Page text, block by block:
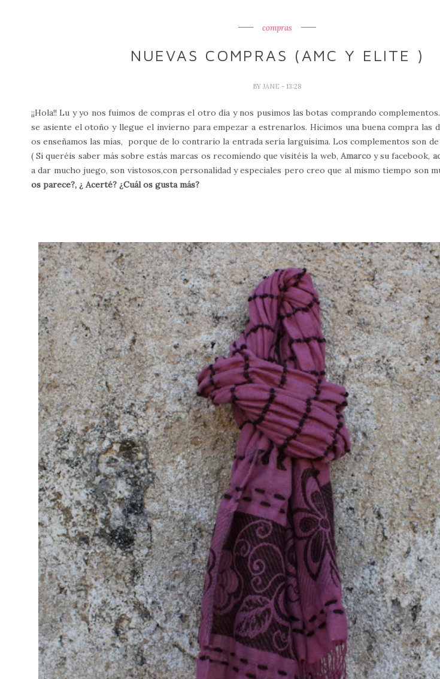
compras
NUEVAS COMPRAS (AMC Y ELITE )
BYJANE - 13:28
¡¡Hola!! Lu y yo nos fuimos de compras el otro día y nos pusimos las botas comprando
se asiente el otoño y llegue el invierno para empezar a estrenarlos. Hicimos una buena compra las
os enseñamos las mías, porque de lo contrario la entrada sería larguísima. Los complementos son de
( Si queréis saber más sobre estás marcas os recomiendo que visitéis la web, Amarcoy su facebook,
a dar mucho juego, son vistosos,con personalidad y especiales pero creo que al mismo tiempo son
os parece?, ¿ Acerté? ¿Cuál os gusta más?